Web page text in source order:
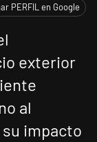
PERFIL en Google
exterior
al
su impacto